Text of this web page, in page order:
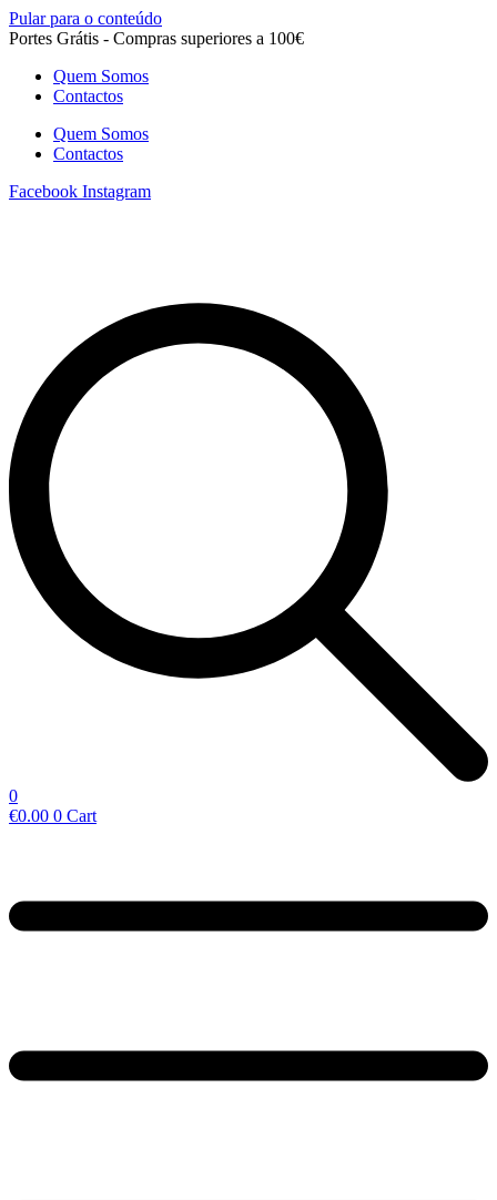
Pular para o conteúdo
Portes Grátis - Compras superiores a 100€
Quem Somos
Contactos
Quem Somos
Contactos
Facebook Instagram
0
€0.00 0 Cart